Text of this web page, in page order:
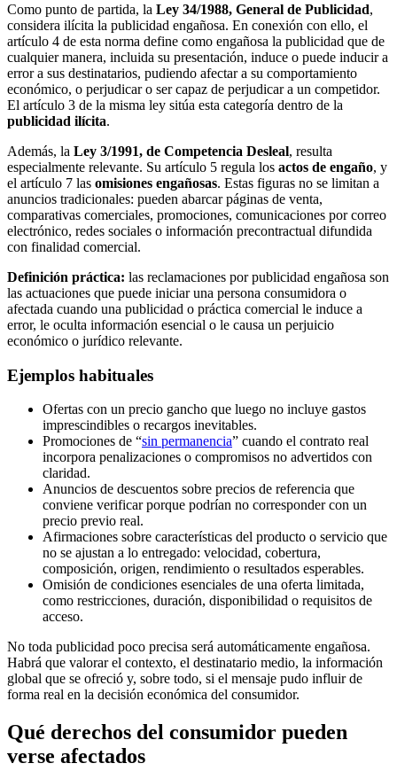
Como punto de partida, la Ley 34/1988, General de Publicidad,
considera ilícita la publicidad engañosa. En conexión con ello, el
artículo 4 de esta norma define como engañosa la publicidad que de
cualquier manera, incluida su presentación, induce o puede inducir a
error a sus destinatarios, pudiendo afectar a su comportamiento
económico, o perjudicar o ser capaz de perjudicar a un competidor.
El artículo 3 de la misma ley sitúa esta categoría dentro de la
publicidad ilícita.
Además, la Ley 3/1991, de Competencia Desleal, resulta
especialmente relevante. Su artículo 5 regula los actos de engaño, y
el artículo 7 las omisiones engañosas. Estas figuras no se limitan a
anuncios tradicionales: pueden abarcar páginas de venta,
comparativas comerciales, promociones, comunicaciones por correo
electrónico, redes sociales o información precontractual difundida
con finalidad comercial.
Definición práctica: las reclamaciones por publicidad engañosa son
las actuaciones que puede iniciar una persona consumidora o
afectada cuando una publicidad o práctica comercial le induce a
error, le oculta información esencial o le causa un perjuicio
económico o jurídico relevante.
Ejemplos habituales
Ofertas con un precio gancho que luego no incluye gastos
imprescindibles o recargos inevitables.
Promociones de “sin permanencia” cuando el contrato real
incorpora penalizaciones o compromisos no advertidos con
claridad.
Anuncios de descuentos sobre precios de referencia que
conviene verificar porque podrían no corresponder con un
precio previo real.
Afirmaciones sobre características del producto o servicio que
no se ajustan a lo entregado: velocidad, cobertura,
composición, origen, rendimiento o resultados esperables.
Omisión de condiciones esenciales de una oferta limitada,
como restricciones, duración, disponibilidad o requisitos de
acceso.
No toda publicidad poco precisa será automáticamente engañosa.
Habrá que valorar el contexto, el destinatario medio, la información
global que se ofreció y, sobre todo, si el mensaje pudo influir de
forma real en la decisión económica del consumidor.
Qué derechos del consumidor pueden
verse afectados